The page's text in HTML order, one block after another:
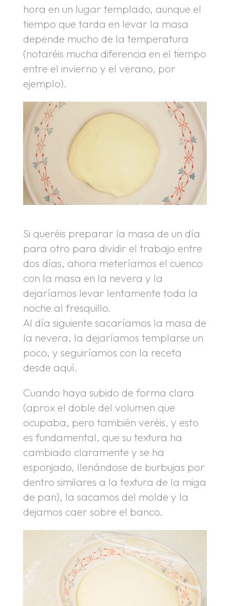
hora en un lugar templado, aunque el
tiempo que tarda en levar la masa
depende mucho de la temperatura
(notaréis mucha diferencia en el tiempo
entre el invierno y el verano, por
ejemplo).
Si queréis preparar la masa de un día
para otro para dividir el trabajo entre
dos días, ahora meteríamos el cuenco
con la masa en la nevera y la
dejaríamos levar lentamente toda la
noche al fresquillo.
Al día siguiente sacaríamos la masa de
la nevera, la dejaríamos templarse un
poco, y seguiríamos con la receta
desde aquí.
Cuando haya subido de forma clara
(aprox el doble del volumen que
ocupaba, pero también veréis, y esto
es fundamental, que su textura ha
cambiado claramente y se ha
esponjado, llenándose de burbujas por
dentro similares a la textura de la miga
de pan), la sacamos del molde y la
dejamos caer sobre el banco.